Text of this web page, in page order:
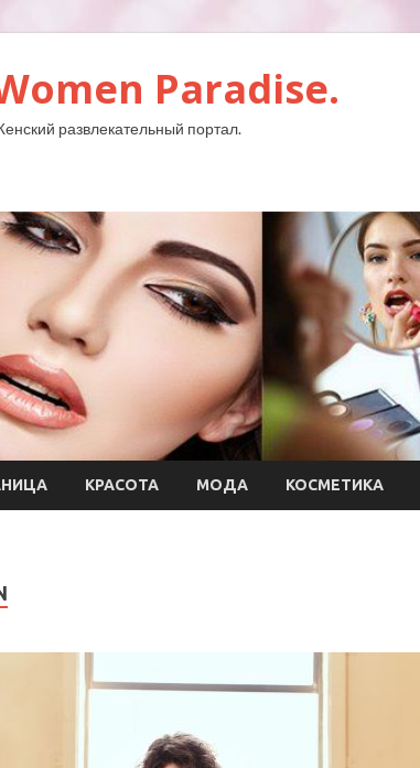
Paradise.
развлекательный портал.
КРАСОТА МОДА КОСМЕТИКА